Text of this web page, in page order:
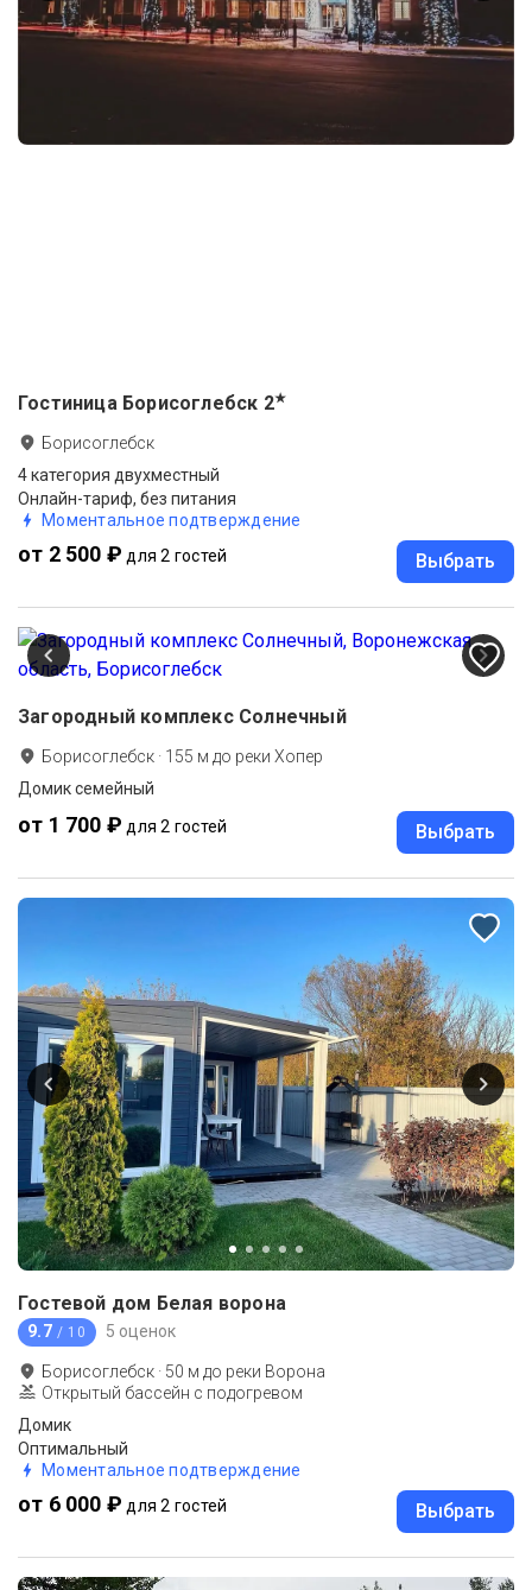
Гостиница Борисоглебск 2★
Борисоглебск
4 категория двухместный
Онлайн-тариф, без питания
Моментальное подтверждение
от 2 500 ₽ для 2 гостей Выбрать
Загородный комплекс Солнечный
Борисоглебск · 155 м до реки Хопер
Домик семейный
от 1 700 ₽ для 2 гостей Выбрать
Гостевой дом Белая ворона
9.7 / 10 5 оценок
Борисоглебск · 50 м до реки Ворона
Открытый бассейн с подогревом
Домик
Оптимальный
Моментальное подтверждение
от 6 000 ₽ для 2 гостей Выбрать